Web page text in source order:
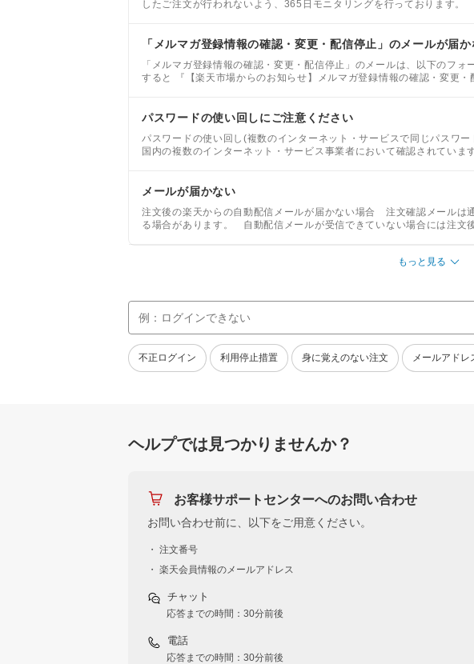
したご注文が行われないよう、365日モニタリングを行っております
「メルマガ登録情報の確認・変更・配信停止」のメールが届か
「メルマガ登録情報の確認・変更・配信停止」のメールは、以下のフ
すると 『【楽天市場からのお知らせ】メルマガ登録情報の確認・変更
パスワードの使い回しにご注意ください
パスワードの使い回し(複数のインターネット・サービスで同じパスワ
国内の複数のインターネット・サービス事業者において確認されてい
メールが届かない
注文後の楽天からの自動配信メールが届かない場合 注文確認メールは
る場合があります。 自動配信メールが受信できていない場合には注文
もっと見る
不正ログイン 利用停止措置 身に覚えのない注文 メールアドレ
ヘルプでは見つかりませんか？
お客様サポートセンターへのお問い合わせ
お問い合わせ前に、以下をご用意ください。
・ 注文番号
・ 楽天会員情報のメールアドレス
チャット
応答までの時間：30分前後
電話
応答までの時間：30分前後